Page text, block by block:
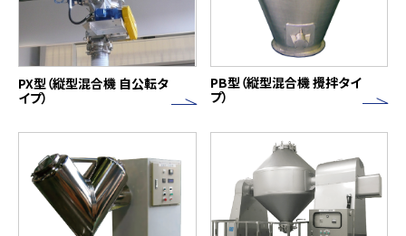
PX型（縦型混合機 自公転タ
イプ）
PB型（縦型混合機 攪拌タイ
プ）